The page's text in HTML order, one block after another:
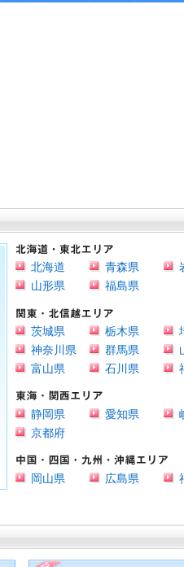
北海道 青森県
山形県
福島県
茨城県 栃木県
神奈川県
群馬県
富山県
石川県
静岡県 愛知県
京都府
岡山県 広島県